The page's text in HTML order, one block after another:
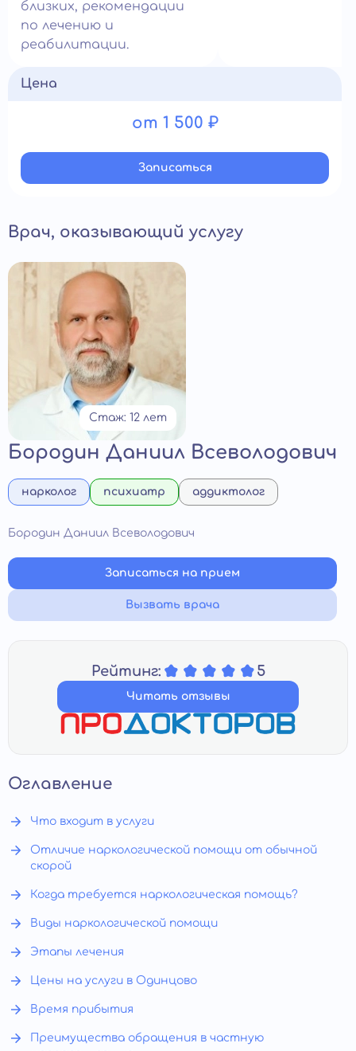
близких, рекомендации
по лечению и
реабилитации.
Цена
от 1 500 ₽
Записатьcя
Врач, оказывающий услугу
Стаж: 12 лет
Бородин Даниил Всеволодович
нарколог психиатр аддиктолог
Бородин Даниил Всеволодович
Записаться на прием
Вызвать врача
Рейтинг: 5
Читать отзывы
Оглавление
Что входит в услуги
Отличие наркологической помощи от обычной
скорой
Когда требуется наркологическая помощь?
Виды наркологической помощи
Этапы лечения
Цены на услуги в Одинцово
Время прибытия
Преимущества обращения в частную